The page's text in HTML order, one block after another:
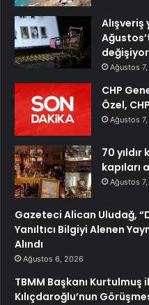
değişiyor
Ağustos
CHP
Özel,
Ağustos
70
kapıları
Ağustos
Gazeteci Alican Uludağ,
Yanıltıcı Bilgiyi Alenen
Alındı
Ağustos 6, 2026
TBMM Başkanı Kurtulmuş
Kılıçdaroğlu’nun